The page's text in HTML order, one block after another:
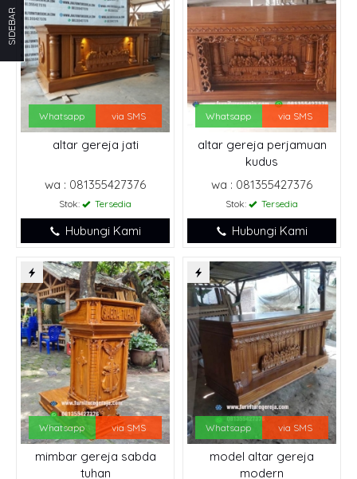
Whatsapp via SMS
altar gereja jati
wa : 081355427376
Stok: Tersedia
Hubungi Kami
Whatsapp via SMS
altar gereja perjamuan
kudus
wa : 081355427376
Stok: Tersedia
Hubungi Kami
Whatsapp via SMS
mimbar gereja sabda
tuhan
Whatsapp via SMS
model altar gereja
modern
SIDEBAR